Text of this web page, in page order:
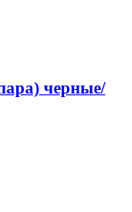
черные/